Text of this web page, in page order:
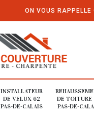
ON VOUS RAPPELLE
INSTALLATEUR
DE VELUX 62
PAS-DE-CALAIS
DE TOITURE
PAS-DE-